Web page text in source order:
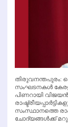
തിരുവനന്തപുരം:
സംഘടനകള്‍
പിണറായി
സംസ്ഥാനത്തെ
ചോദ്യങ്ങള്‍ക്ക്